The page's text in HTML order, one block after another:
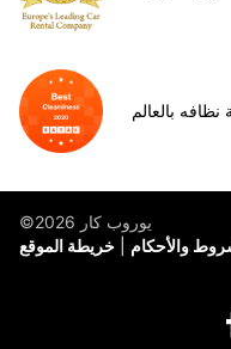
بالعالم
©يوروب كار 2026
خريطة الموقع
والأحكام